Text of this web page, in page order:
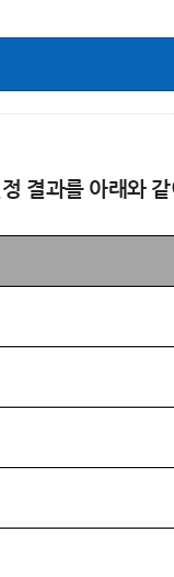
결과를 아래와